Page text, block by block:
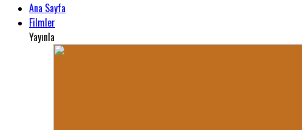
Ana Sayfa
Filmler
Yayınla